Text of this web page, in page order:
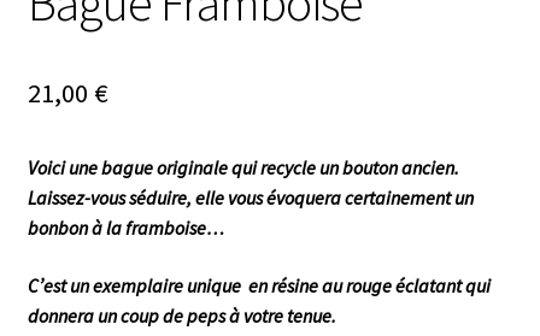
21,00 €
Voici une bague originale qui recycle un bouton ancien.
Laissez-vous séduire, elle vous évoquera certainement un
bonbon à la framboise…
C’est un exemplaire unique en résine au rouge éclatant qui
donnera un coup de peps à votre tenue.